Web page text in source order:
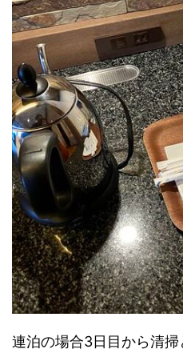
連泊の場合3日目から清